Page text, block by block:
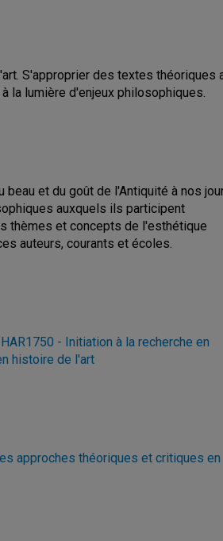
S'approprier des textes théoriques
la lumière d'enjeux philosophiques.
et du goût de l'Antiquité à nos
auxquels ils participent
thèmes et concepts de l'esthétique
auteurs, courants et écoles.
HAR1750 - Initiation à la recherche en
histoire de l'art
approches théoriques et critiques en